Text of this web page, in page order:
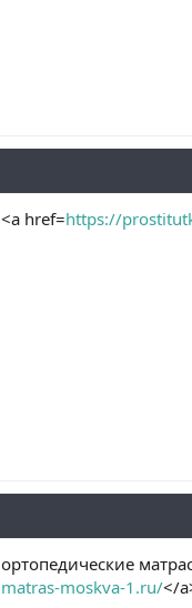
<a href=https://
ортопедические
matras-moskva-1.ru/</